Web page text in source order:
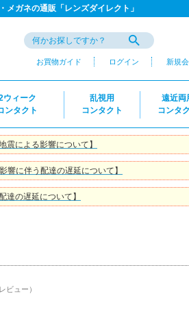
メガネの通販「レンズダイレクト」
お買物ガイド ログイン 新規
ウィーク
ンタクト
乱視用
コンタクト
遠近両
コンタ
震による影響について】
響に伴う配達の遅延について】
配達の遅延について】
ビュー）